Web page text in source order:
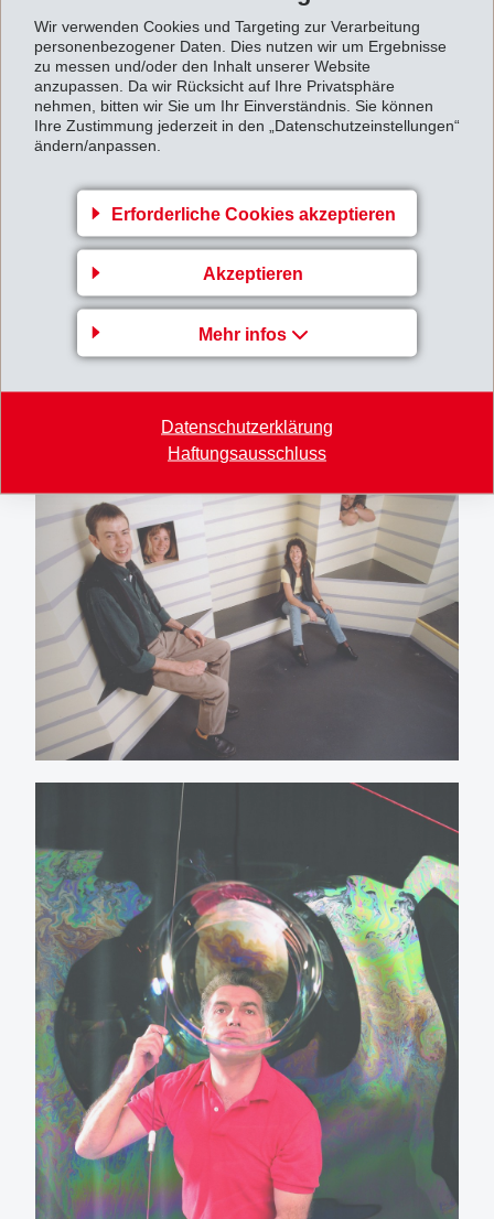
Wir verwenden Cookies und Targeting zur Verarbeitung
personenbezogener Daten. Dies nutzen wir um Ergebnisse
zu messen und/oder den Inhalt unserer Website
anzupassen. Da wir Rücksicht auf Ihre Privatsphäre
nehmen, bitten wir Sie um Ihr Einverständnis. Sie können
Ihre Zustimmung jederzeit in den „Datenschutzeinstellungen“
ändern/anpassen.
Erforderliche Cookies akzeptieren
Akzeptieren
Mehr infos
Datenschutzerklärung
Haftungsausschluss